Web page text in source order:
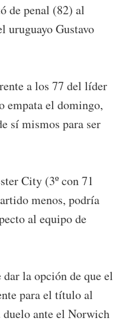
de penal (82) al
uruguayo Gustavo
a los 77 del líder
empata el domingo,
sí mismos para ser
City (3º con 71
menos, podría
al equipo de
dar la opción de que el
para el título al
duelo ante el Norwich